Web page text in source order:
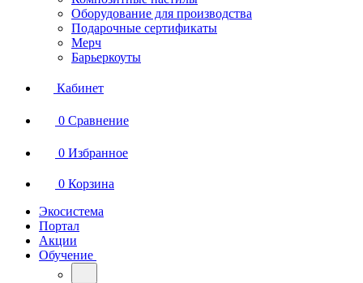
Оборудование для производства
Подарочные сертификаты
Мерч
Барьеркоуты
Кабинет
0 Сравнение
0 Избранное
0 Корзина
Экосистема
Портал
Акции
Обучение